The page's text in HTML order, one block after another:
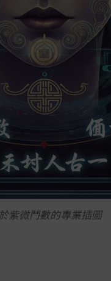
紫微鬥數的專業插圖